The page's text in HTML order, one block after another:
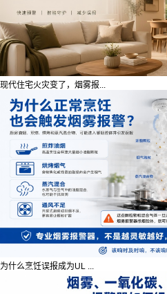
现代住宅火灾变了，烟雾报...
为什么烹饪误报成为UL ...